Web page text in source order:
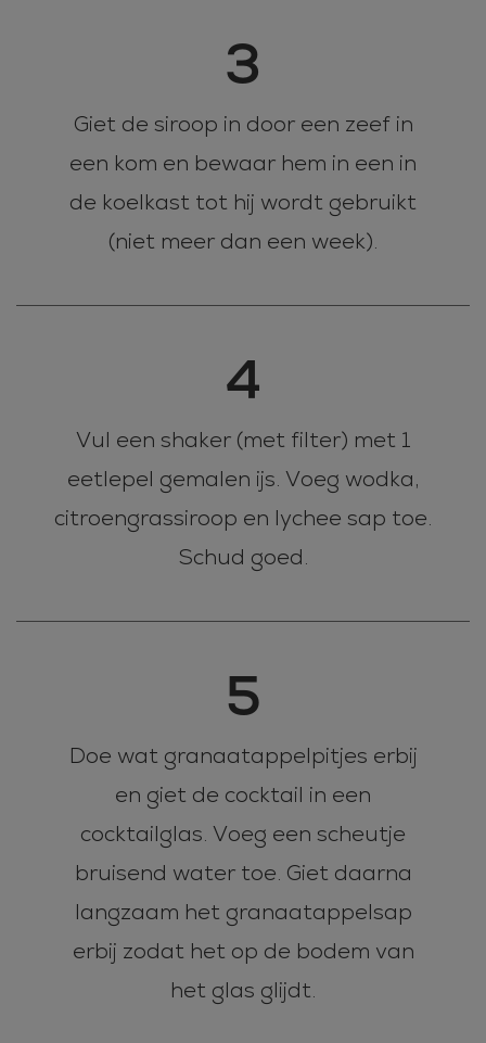
3
Giet de siroop in door een zeef in
een kom en bewaar hem in een in
de koelkast tot hij wordt gebruikt
(niet meer dan een week).
4
Vul een shaker (met filter) met 1
eetlepel gemalen ijs. Voeg wodka,
citroengrassiroop en lychee sap toe.
Schud goed.
5
Doe wat granaatappelpitjes erbij
en giet de cocktail in een
cocktailglas. Voeg een scheutje
bruisend water toe. Giet daarna
langzaam het granaatappelsap
erbij zodat het op de bodem van
het glas glijdt.